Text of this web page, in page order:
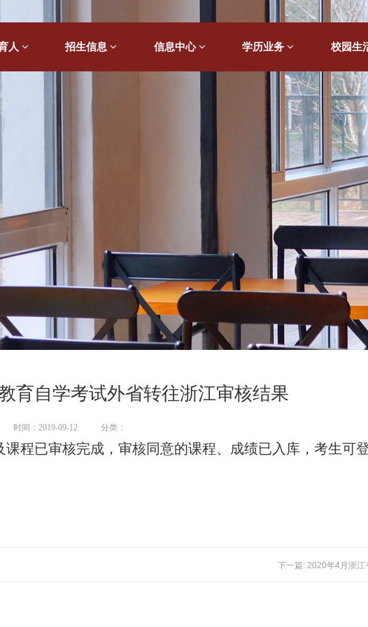
人 招生信息 信息中心 学历业务 校园生
育自学考试外省转往浙江审核结果
时间：2019-09-12 分类：
程已审核完成，审核同意的课程、成绩已入库，考生可
下一篇: 2020年4月浙